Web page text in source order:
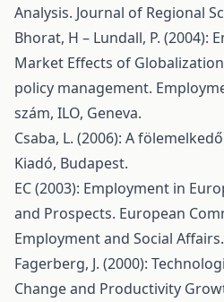
Analysis. Journal of Regional
Bhorat, H – Lundall, P. (2004):
Market Effects of
policy management.
szám, ILO, Geneva.
Csaba, L. (2006): A
Kiadó, Budapest.
EC (2003): Employment in
and Prospects. European
Employment and Social Affairs.
Fagerberg, J. (2000):
Change and Productivity